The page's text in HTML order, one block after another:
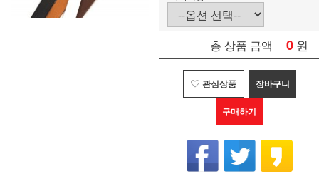
총 상품 금액 0 원
관심상품 장바구니
구매하기